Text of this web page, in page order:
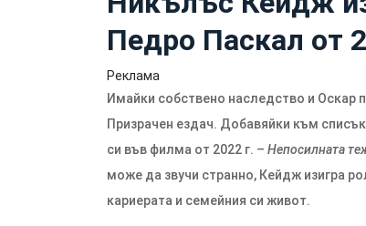
Педро Паскал от
Реклама
Имайки собствено наследство и Оскар
Призрачен ездач. Добавяйки към
си във филма от 2022 г. – Непосилната
може да звучи странно, Кейдж изигра
кариерата и семейния си живот.